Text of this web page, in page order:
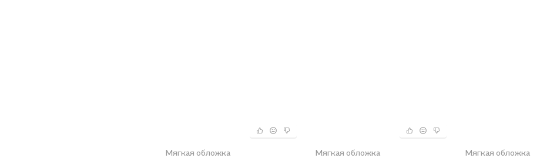
Мягкая обложка Мягкая обложка Мягкая обложка